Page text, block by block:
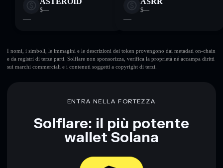
$—
—
$—
—
I nomi, i simboli, le immagini e le descrizioni dei token provengono dai metadati on-chain
e da registri di terze parti. Solflare non sponsorizza, verifica la proprietà né accampa diritti
sui marchi commerciali e i contenuti soggetti a copyright di terzi.
ENTRA NELLA FORTEZZA
Solflare: il più potente
wallet Solana